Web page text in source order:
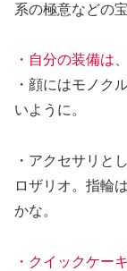
系の極意などの
・自分の装備は
・顔にはモノク
いように。
・アクセサリと
ロザリオ。指輪
かな。
・クイックケー